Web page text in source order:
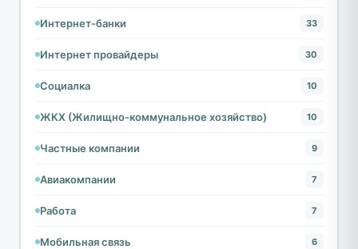
Интернет-банки 33
Интернет провайдеры 30
Социалка 10
ЖКХ (Жилищно-коммунальное хозяйство) 10
Частные компании 9
Авиакомпании 7
Работа 7
Мобильная связь 6